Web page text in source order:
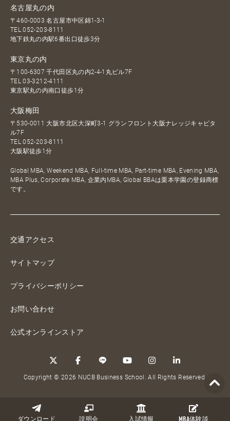
ダウンロード 説明会 入試情報 体験談
名古屋丸の内
〒460-0003 名古屋市中区錦1-3-1
TEL052-203-8111
地下鉄丸の内駅6番出口徒歩3分
東京丸の内
〒100-6307 千代田区丸の内2-4-1丸ビル7F
TEL03-3212-4111
東京駅丸の内南口徒歩1分
大阪梅田
〒530-0011 大阪市北区大深町3-1 グランフロント大阪ナレッジキャピタ
ル7F
TEL052-203-8111
大阪駅徒歩1分
Global MBA, Weekend MBA, Full-time MBA, Part-time MBA, Evening MBA,
MBA Plus, Corporate MBA, 企業内MBA, Global BBAは栗本学園の登録商標
です。
交通アクセス
サイトマップ
プライバシーポリシー
お問い合わせ
公式オンラインストア
Copyright © 2026 NUCB Business School. All Rights Reserved.